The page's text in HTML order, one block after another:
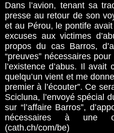
Dans l’avion, tenant sa
presse au retour de son
et au Pérou, le pontife
excuses aux victimes
propos du cas Barros,
“preuves” nécessaires
l’existence d’abus. Il
quelqu’un vient et me
premier à l’écouter”. Ce
Scicluna, l’envoyé spécial
sur “l’affaire Barros”,
nécessaires à une
(cath.ch/com/be)